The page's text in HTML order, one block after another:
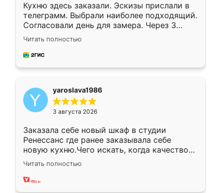
Кухню здесь заказали. Эскизы прислали в
телеграмм. Выбрали наиболее подходящий.
Согласовали день для замера. Через 3
недели кухня была уже готова. Остались
довольны работой. Спасибо Ренессанс
мебель за качественную работу!
Читать полностью
yaroslava1986
3 августа 2026
Заказала себе новый шкаф в студии
Ренессанс где ранее заказывала себе
новую кухню.Чего искать, когда качеством
вполне довольна. Служит кухня уже почти
два года, нареканий нет.
Читать полностью